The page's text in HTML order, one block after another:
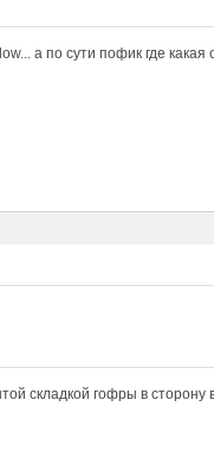
а по сути пофик где
складкой гофры в сторону